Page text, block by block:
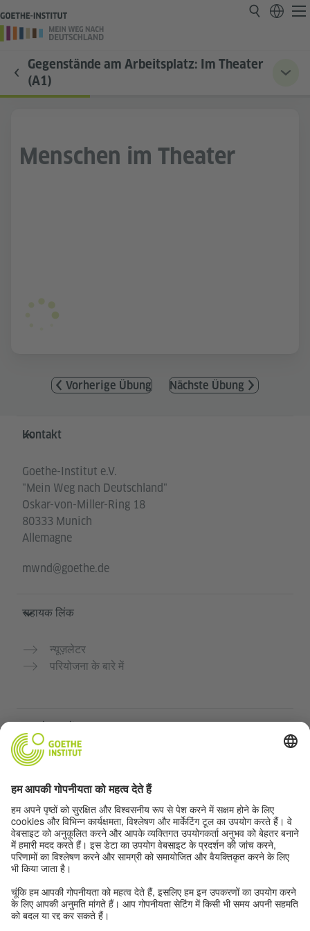
Gegenstände am Arbeitsplatz: Im Theater
(A1)
Menschen im Theater
Vorherige Übung Nächste Übung
Service- und Informationsbereich
Kontakt
Goethe-Institut e.V.
"Mein Weg nach Deutschland"
Oskar-von-Miller-Ring 18
80333 Munich
Allemagne
mwnd@goethe.de
सहायक लिंक
न्यूज़लेटर
परियोजना के बारे में
जर्मन भाषा का अभ्यास मुफ्त में करें
गोएथे संस्थान के जर्मन पाठ्यक्रम
शिक्षक पोर्टल "Deutschstunde"
गोपनीयता और सुगम्यता
गोपनीयता सेटिंग्स